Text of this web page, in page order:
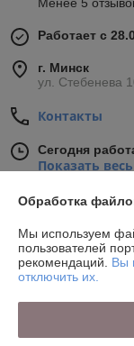
Работает с
г. Минск
ул. Стебенева
Контакты
Сегодня
Показать
13 отзывов за
Обработка
Мы используем
пользователей
рекомендаций. Вы
отключить их.